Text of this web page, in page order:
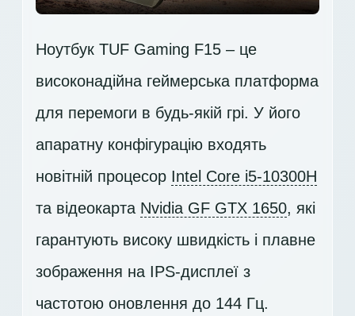
Ноутбук TUF Gaming F15 – це
високонадійна геймерська платформа
для перемоги в будь-якій грі. У його
апаратну конфігурацію входять
новітній процесор Intel Core i5-10300H
та відеокарта Nvidia GF GTX 1650, які
гарантують високу швидкість і плавне
зображення на IPS-дисплеї з
частотою оновлення до 144 Гц.